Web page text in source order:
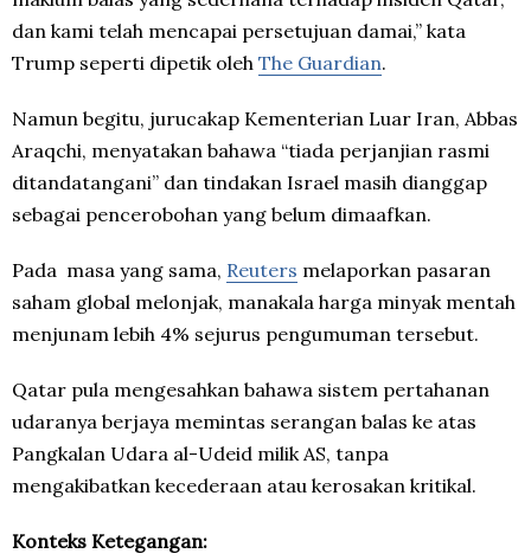
dan kami telah mencapai persetujuan damai,” kata
Trump seperti dipetik oleh The Guardian.
Namun begitu, jurucakap Kementerian Luar Iran, Abbas
Araqchi, menyatakan bahawa “tiada perjanjian rasmi
ditandatangani” dan tindakan Israel masih dianggap
sebagai pencerobohan yang belum dimaafkan.
Pada masa yang sama, Reuters melaporkan pasaran
saham global melonjak, manakala harga minyak mentah
menjunam lebih 4% sejurus pengumuman tersebut.
Qatar pula mengesahkan bahawa sistem pertahanan
udaranya berjaya memintas serangan balas ke atas
Pangkalan Udara al-Udeid milik AS, tanpa
mengakibatkan kecederaan atau kerosakan kritikal.
Konteks Ketegangan: